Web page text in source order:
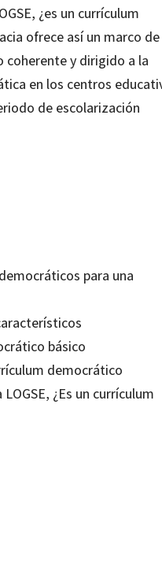
¿es un currículum
ofrece así un marco de
coherente y dirigido a la
en los centros
de escolarización
para una
básico
democrático
¿Es un currículum